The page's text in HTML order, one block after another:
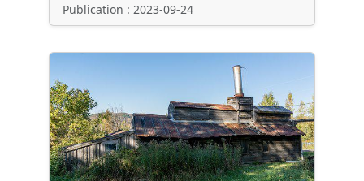
Publication : 2023-09-24